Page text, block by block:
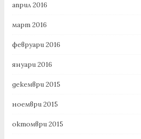
април 2016
март 2016
февруари 2016
януари 2016
декември 2015
ноември 2015
октомври 2015